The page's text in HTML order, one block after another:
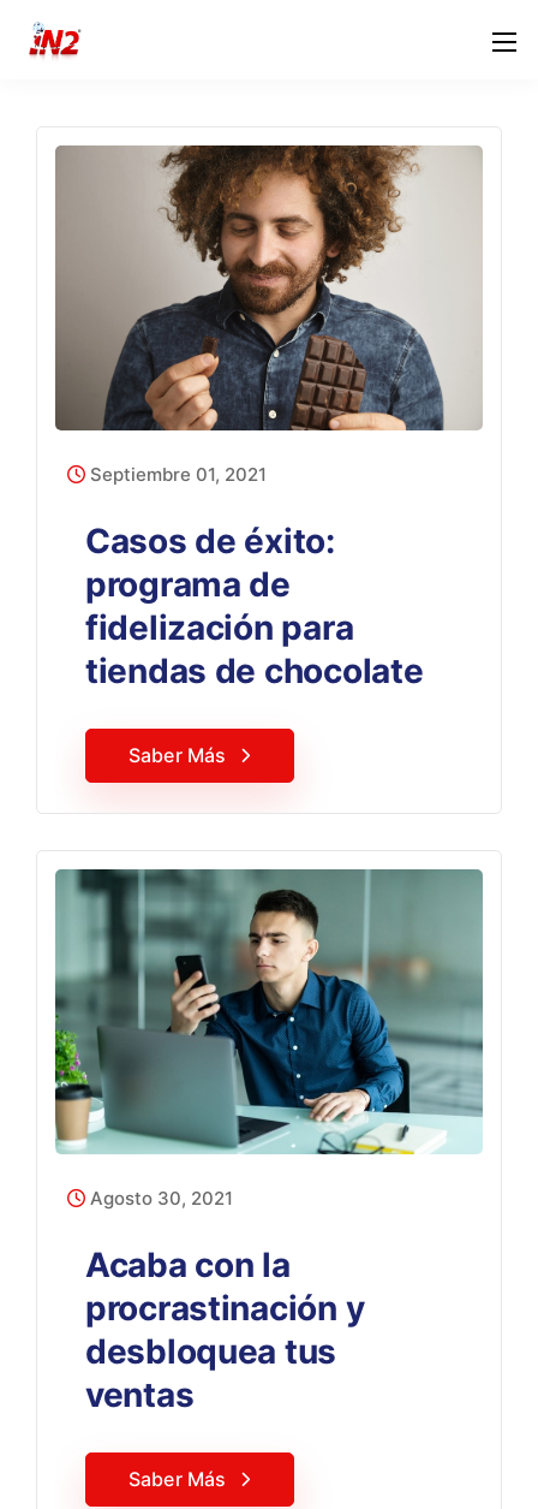
Septiembre 01, 2021
Casos de éxito:
programa de
fidelización para
tiendas de chocolate
Saber Más
Agosto 30, 2021
Acaba con la
procrastinación y
desbloquea tus
ventas
Saber Más